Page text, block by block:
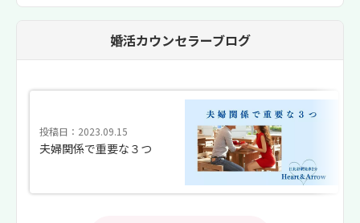
婚活カウンセラーブログ
投稿日：2023.09.15
夫婦関係で重要な３つ